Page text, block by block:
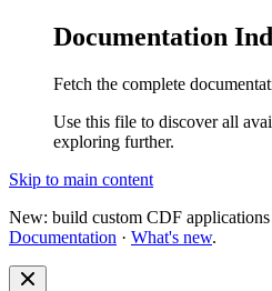
Documentation
Fetch the complete
Use this file to discover all
exploring further.
Skip to main content
New: build custom CDF
Documentation · What's new.